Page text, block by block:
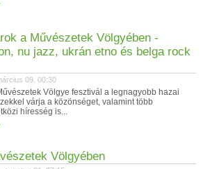
a Művészetek Völgyében -
nu jazz, ukrán etno és belga rock
09. 00:30
Völgye fesztivál a legnagyobb hazai
várja a közönséget, valamint több
híresség is...
Völgyében